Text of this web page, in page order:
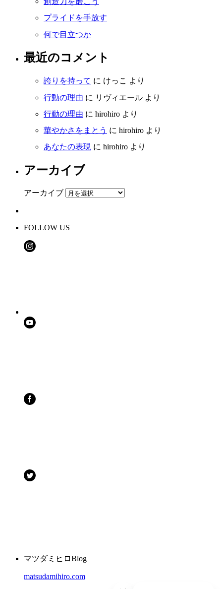
プライドを手放す
何で目立つか
最近のコメント
誇りを持って に けっこ より
行動の理由 に リヴィエール より
行動の理由 に hirohiro より
華やかさをまとう に hirohiro より
あなたの表現 に hirohiro より
アーカイブ
アーカイブ
FOLLOW US
マツダミヒロBlog
matsudamihiro.com